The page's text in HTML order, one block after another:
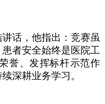
话，他指出：竞赛虽
者安全始终是医院工
誉、发挥标杆示范作
深耕业务学习。